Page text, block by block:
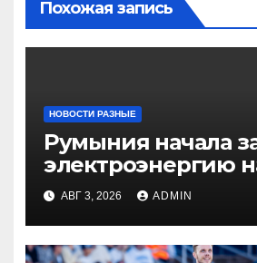
Похожая запись
НОВОСТИ РАЗНЫЕ
Румыния начала
электроэнергию
Украине из-за
АВГ 3, 2026 ADMIN